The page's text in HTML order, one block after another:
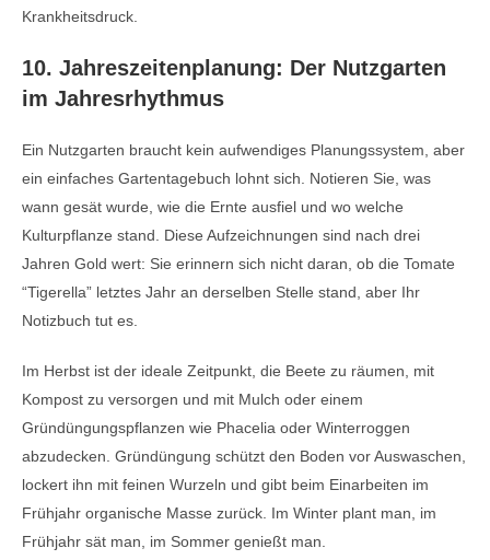
Krankheitsdruck.
10. Jahreszeitenplanung: Der Nutzgarten
im Jahresrhythmus
Ein Nutzgarten braucht kein aufwendiges Planungssystem, aber
ein einfaches Gartentagebuch lohnt sich. Notieren Sie, was
wann gesät wurde, wie die Ernte ausfiel und wo welche
Kulturpflanze stand. Diese Aufzeichnungen sind nach drei
Jahren Gold wert: Sie erinnern sich nicht daran, ob die Tomate
“Tigerella” letztes Jahr an derselben Stelle stand, aber Ihr
Notizbuch tut es.
Im Herbst ist der ideale Zeitpunkt, die Beete zu räumen, mit
Kompost zu versorgen und mit Mulch oder einem
Gründüngungspflanzen wie Phacelia oder Winterroggen
abzudecken. Gründüngung schützt den Boden vor Auswaschen,
lockert ihn mit feinen Wurzeln und gibt beim Einarbeiten im
Frühjahr organische Masse zurück. Im Winter plant man, im
Frühjahr sät man, im Sommer genießt man.